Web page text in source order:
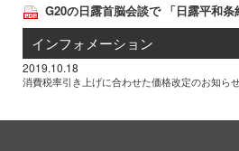
G20の日露首脳会談で 「日露平和
インフォメーション
2019.10.18
消費税率引き上げに合わせた価格改定のお知ら